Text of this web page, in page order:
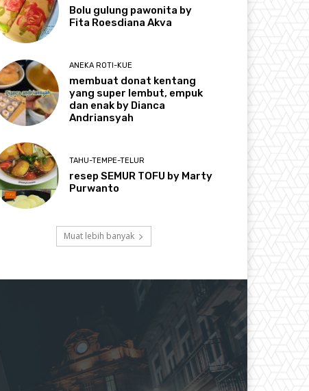
Bolu gulung pawonita by
Fita Roesdiana Akva
ANEKA ROTI-KUE
membuat donat kentang
yang super lembut, empuk
dan enak by Dianca
Andriansyah
TAHU-TEMPE-TELUR
resep SEMUR TOFU by Marty
Purwanto
Muat lebih banyak